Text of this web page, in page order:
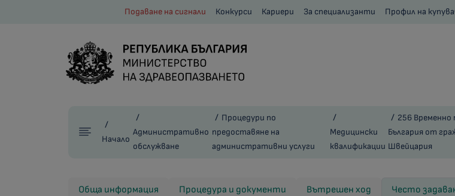
Подаване на сигнали Конкурси Кариери За специализанти Профил на
Начало
Административно
обслужване
Процедури по
предоставяне на
административни услуги
Медицински
квалификации
256 Временно
България от
Швейцария
Обща информация Процедура и документи Вътрешен ход Често